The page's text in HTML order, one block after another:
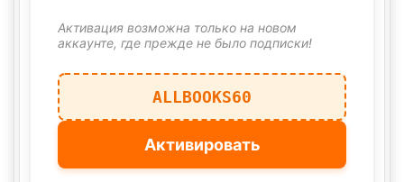
Активация возможна только на новом
аккаунте, где прежде не было подписки!
ALLBOOKS60
Активировать